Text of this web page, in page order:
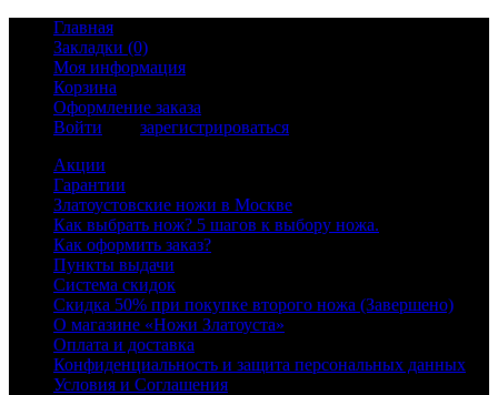
Главная
Закладки (0)
Моя информация
Корзина
Оформление заказа
Войти
зарегистрироваться
Акции
Гарантии
Златоустовские ножи в Москве
Как выбрать нож? 5 шагов к выбору ножа.
Как оформить заказ?
Пункты выдачи
Система скидок
Скидка 50% при покупке второго ножа (Завершено)
О магазине «Ножи Златоуста»
Оплата и доставка
Конфиденциальность и защита персональных данных
Условия и Соглашения